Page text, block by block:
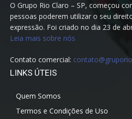
O Grupo Rio Claro – SP, começou
pessoas poderem utilizar o seu
expressão. Foi criado no dia 23 de
Leia mais sobre nós
Contato comercial:
LINKS ÚTEIS
Quem Somos
Termos e Condições de Uso